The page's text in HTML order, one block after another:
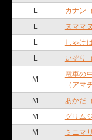
L
カナン
L
ヌママ
L
しゃけ
L
いぞり
M
電車の
（アマ
M あかだ
M
グリム
M
ミニマ